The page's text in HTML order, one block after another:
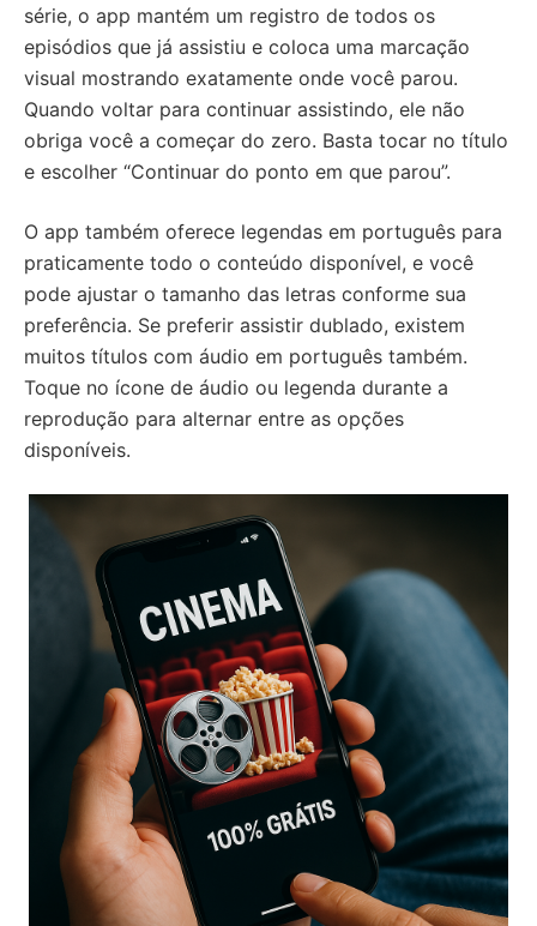
série, o app mantém um registro de todos os
episódios que já assistiu e coloca uma marcação
visual mostrando exatamente onde você parou.
Quando voltar para continuar assistindo, ele não
obriga você a começar do zero. Basta tocar no título
e escolher “Continuar do ponto em que parou”.
O app também oferece legendas em português para
praticamente todo o conteúdo disponível, e você
pode ajustar o tamanho das letras conforme sua
preferência. Se preferir assistir dublado, existem
muitos títulos com áudio em português também.
Toque no ícone de áudio ou legenda durante a
reprodução para alternar entre as opções
disponíveis.